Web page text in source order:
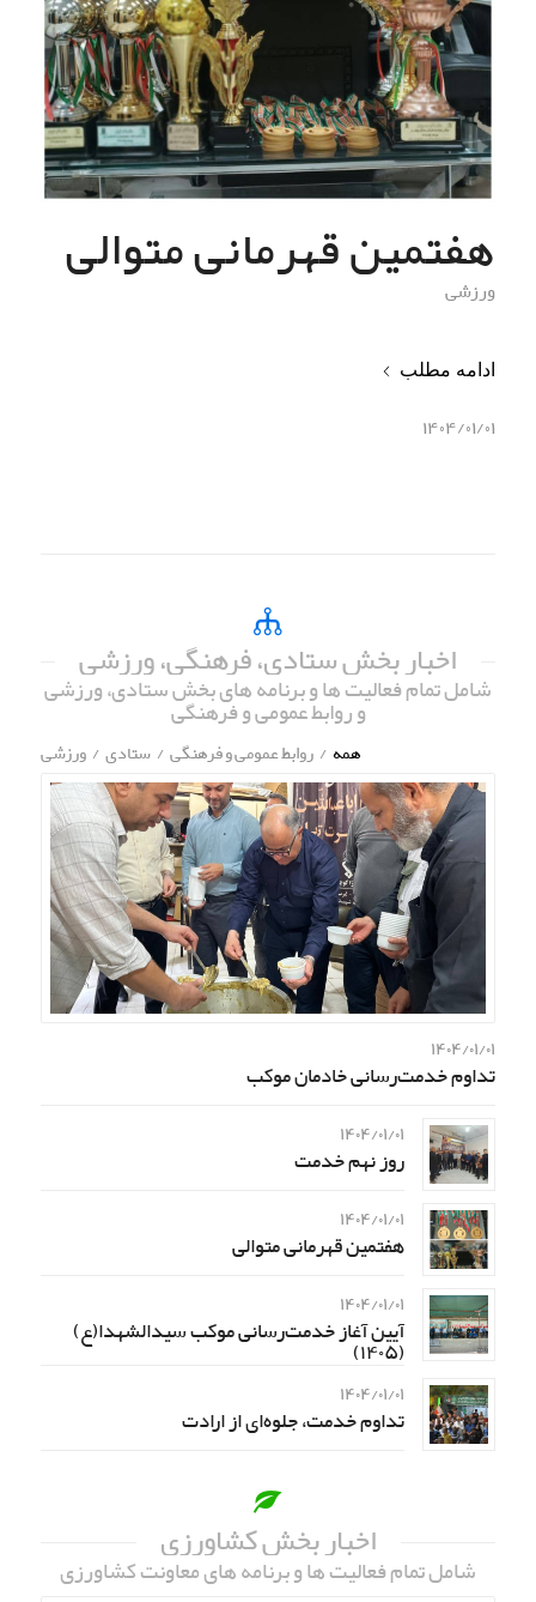
هفتمین قهرمانی متوالی
ورزشی
ادامه مطلب
۱۴۰۴/۰۱/۰۱
اخبار بخش ستادی، فرهنگی، ورزشی
شامل تمام فعالیت ها و برنامه های بخش ستادی، ورزشی
و روابط عمومی و فرهنگی
همه / روابط عمومی و فرهنگی / ستادی / ورزشی
۱۴۰۴/۰۱/۰۱
تداوم خدمت‌رسانی خادمان موکب
۱۴۰۴/۰۱/۰۱
روز نهم خدمت
۱۴۰۴/۰۱/۰۱
هفتمین قهرمانی متوالی
۱۴۰۴/۰۱/۰۱
آیین آغاز خدمت‌رسانی موکب سیدالشهدا(ع)
(۱۴۰۵)
۱۴۰۴/۰۱/۰۱
تداوم خدمت، جلوه‌ای از ارادت
اخبار بخش کشاورزی
شامل تمام فعالیت ها و برنامه های معاونت کشاورزی